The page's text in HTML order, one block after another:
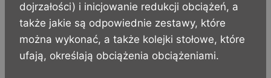
dojrzałości) i inicjowanie redukcji obciążeń, a
także jakie są odpowiednie zestawy, które
można wykonać, a także kolejki stołowe, które
ufają, określają obciążenia obciążeniami.